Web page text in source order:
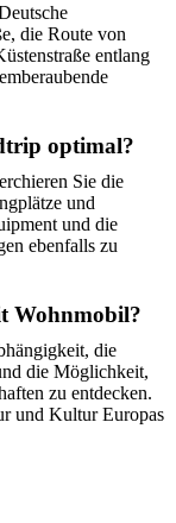
die Route von
entlang
optimal?
Sie die
und
und die
ebenfalls zu
Wohnmobil?
die
die Möglichkeit,
zu entdecken.
und Kultur Europas